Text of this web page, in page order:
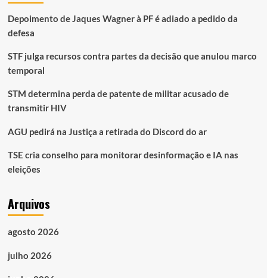
Depoimento de Jaques Wagner à PF é adiado a pedido da
defesa
STF julga recursos contra partes da decisão que anulou marco
temporal
STM determina perda de patente de militar acusado de
transmitir HIV
AGU pedirá na Justiça a retirada do Discord do ar
TSE cria conselho para monitorar desinformação e IA nas
eleições
Arquivos
agosto 2026
julho 2026